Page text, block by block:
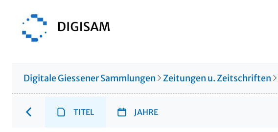
Digitale Giessener Sammlungen Zeitungen u. Zeitschriften
TITEL JAHRE